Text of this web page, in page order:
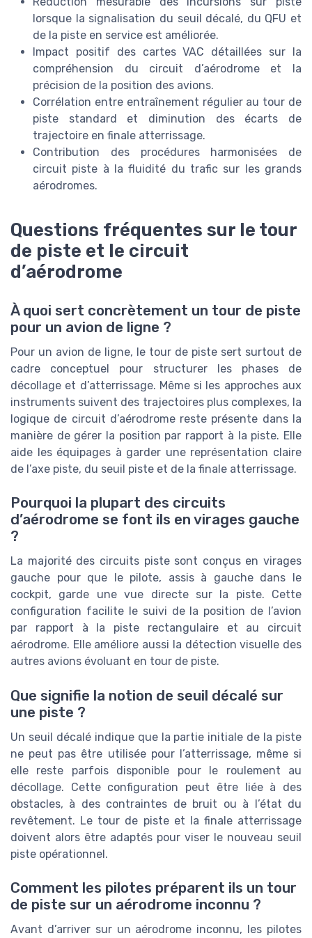
lorsque la signalisation du seuil décalé, du QFU et
de la piste en service est améliorée.
Impact positif des cartes VAC détaillées sur la
compréhension du circuit d’aérodrome et la
précision de la position des avions.
Corrélation entre entraînement régulier au tour de
piste standard et diminution des écarts de
trajectoire en finale atterrissage.
Contribution des procédures harmonisées de
circuit piste à la fluidité du trafic sur les grands
aérodromes.
Questions fréquentes sur le tour
de piste et le circuit
d’aérodrome
À quoi sert concrètement un tour de piste
pour un avion de ligne ?
Pour un avion de ligne, le tour de piste sert surtout de
cadre conceptuel pour structurer les phases de
décollage et d’atterrissage. Même si les approches aux
instruments suivent des trajectoires plus complexes, la
logique de circuit d’aérodrome reste présente dans la
manière de gérer la position par rapport à la piste. Elle
aide les équipages à garder une représentation claire
de l’axe piste, du seuil piste et de la finale atterrissage.
Pourquoi la plupart des circuits
d’aérodrome se font ils en virages gauche
?
La majorité des circuits piste sont conçus en virages
gauche pour que le pilote, assis à gauche dans le
cockpit, garde une vue directe sur la piste. Cette
configuration facilite le suivi de la position de l’avion
par rapport à la piste rectangulaire et au circuit
aérodrome. Elle améliore aussi la détection visuelle des
autres avions évoluant en tour de piste.
Que signifie la notion de seuil décalé sur
une piste ?
Un seuil décalé indique que la partie initiale de la piste
ne peut pas être utilisée pour l’atterrissage, même si
elle reste parfois disponible pour le roulement au
décollage. Cette configuration peut être liée à des
obstacles, à des contraintes de bruit ou à l’état du
revêtement. Le tour de piste et la finale atterrissage
doivent alors être adaptés pour viser le nouveau seuil
piste opérationnel.
Comment les pilotes préparent ils un tour
de piste sur un aérodrome inconnu ?
Avant d’arriver sur un aérodrome inconnu, les pilotes